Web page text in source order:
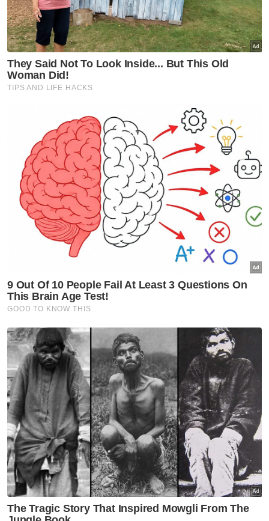
nasional," katanya.
Ujarnya, dari segi ekonomi dan keselamatan
negara, MITI telah mengetatkan pengeluaran
Sijil Tempasal Bukan Keutamaan (NPCO)
Sejak 6 Mei untuk menangani pemindahan
penghantaran dan pengisytiharan tempasal
palsu.
"Kini, MITI ialah pengeluar tunggal NPCO
untuk eksport ke AS.
Berita Telus & Tulus menerusi E-Mel setiap
hari!